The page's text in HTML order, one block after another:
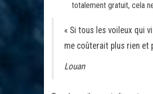
totalement gratuit, cela
« Si tous les voileux qui
me coûterait plus rien et
Louan